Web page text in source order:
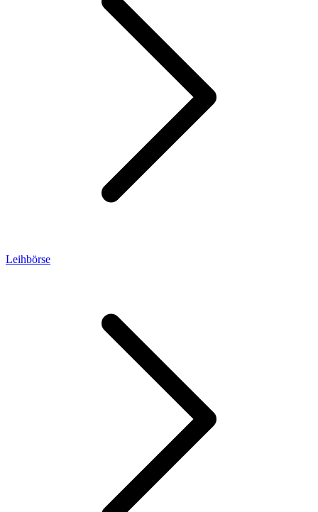
Leihbörse